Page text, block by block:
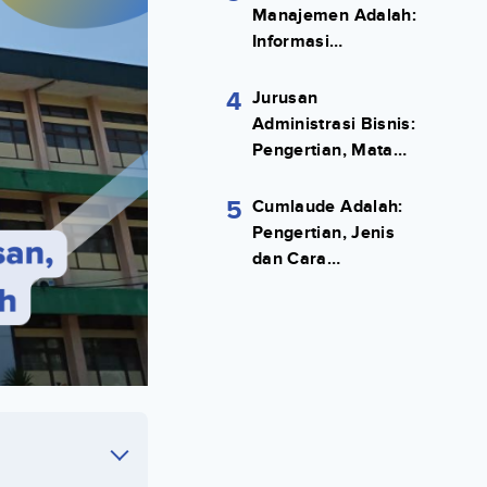
Manajemen Adalah:
Informasi
4 Jurusan
Administrasi Bisnis:
Pengertian, Mata
Kerja Lengkap
5 Cumlaude Adalah:
Pengertian, Jenis
dan Cara